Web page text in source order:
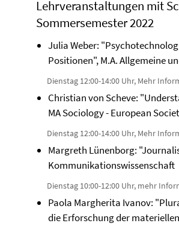
Lehrveranstaltungen mit
Sommersemester 2022
Julia Weber:
Positionen", M.A. Allgemeine
Dienstag 12:00-14:00 Uhr, Mehr
Christian von Scheve:
MA Sociology - European
Dienstag 12:00-14:00 Uhr, Mehr
Margreth Lünenborg:
Kommunikationswissenschaft
Dienstag 10:00-12:00 Uhr, mehr
Paola Margherita Ivanov:
die Erforschung der